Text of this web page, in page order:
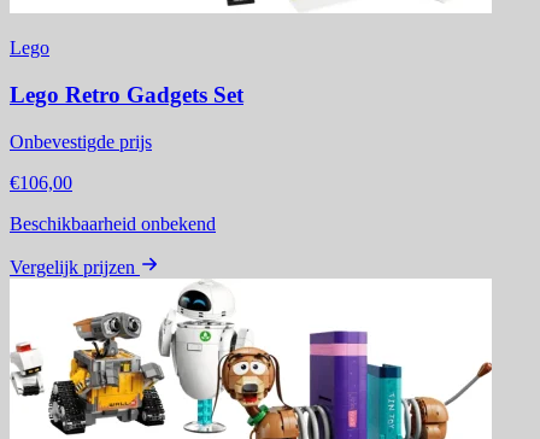
Lego
Lego Retro Gadgets Set
Onbevestigde prijs
€106,00
Beschikbaarheid onbekend
Vergelijk prijzen